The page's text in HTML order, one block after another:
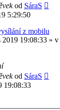
od SáraS
5:29:50
z mobilu
2019 19:08:33 » v
od SáraS
19:08:33